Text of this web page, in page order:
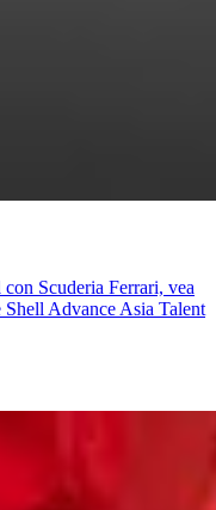
Scuderia Ferrari, vea
Shell Advance Asia Talent